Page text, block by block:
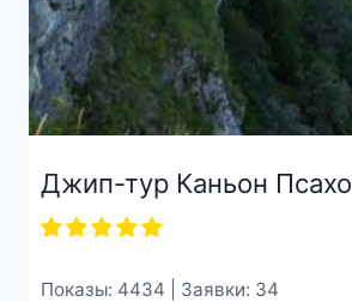
Джип-тур Каньон Псахо
Показы: 4434 | Заявки: 34